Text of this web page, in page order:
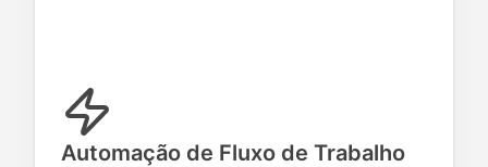
Automação de Fluxo de Trabalho